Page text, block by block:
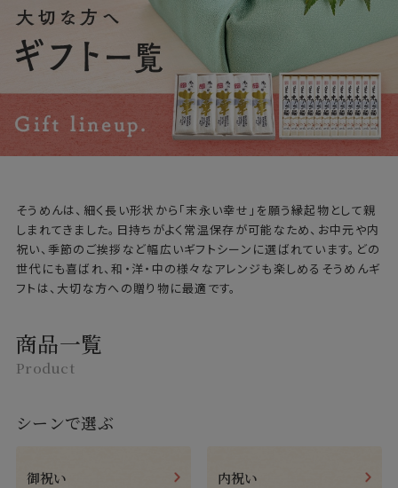
そうめんは、細く長い形状から「末永い幸せ」を願う縁起物として親
しまれてきました。日持ちがよく常温保存が可能なため、お中元や内
祝い、季節のご挨拶など幅広いギフトシーンに選ばれています。どの
世代にも喜ばれ、和・洋・中の様々なアレンジも楽しめるそうめんギ
フトは、大切な方への贈り物に最適です。
商品一覧
Product
シーンで選ぶ
御祝い 内祝い